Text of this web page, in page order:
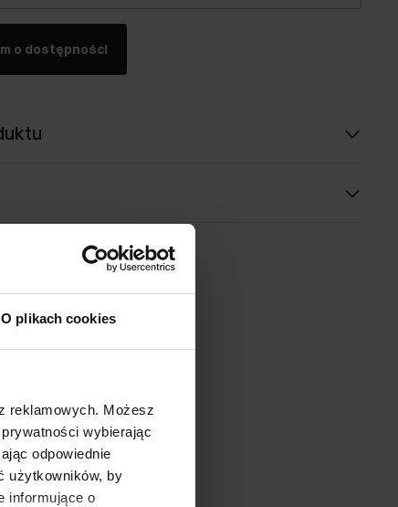
O plikach cookies
reklamowych. Możesz
wybierając
odpowiednie
użytkowników, by
informujące o
o dostępności